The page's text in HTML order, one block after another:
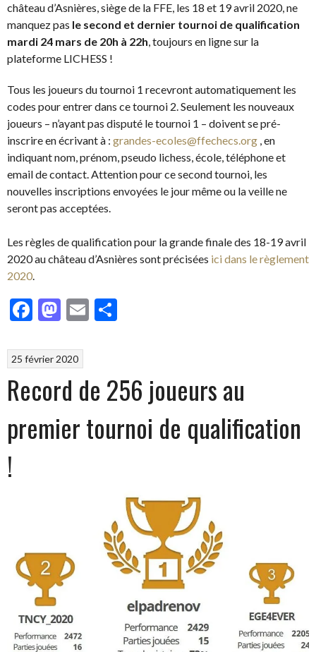
château d’Asnières, siège de la FFE, les 18 et 19 avril 2020, ne
manquez pas le second et dernier tournoi de qualification
mardi 24 mars de 20h à 22h, toujours en ligne sur la
plateforme LICHESS !
Tous les joueurs du tournoi 1 recevront automatiquement les
codes pour entrer dans ce tournoi 2. Seulement les nouveaux
joueurs – n’ayant pas disputé le tournoi 1 – doivent se pré-
inscrire en écrivant à : grandes-ecoles@ffechecs.org , en
indiquant nom, prénom, pseudo lichess, école, téléphone et
email de contact. Attention pour ce second tournoi, les
nouvelles inscriptions envoyées le jour même ou la veille ne
seront pas acceptées.
Les règles de qualification pour la grande finale des 18-19 avril
2020 au château d’Asnières sont précisées ici dans le règlement
2020.
Facebook
Mastodon
Email
25 février 2020
Record de 256 joueurs au
premier tournoi de qualification
!